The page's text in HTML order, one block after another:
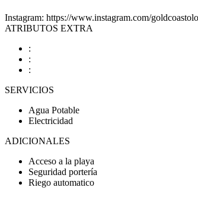
Instagram: https://www.instagram.com/
ATRIBUTOS EXTRA
:
:
:
SERVICIOS
Agua Potable
Electricidad
ADICIONALES
Acceso a la playa
Seguridad portería
Riego automatico